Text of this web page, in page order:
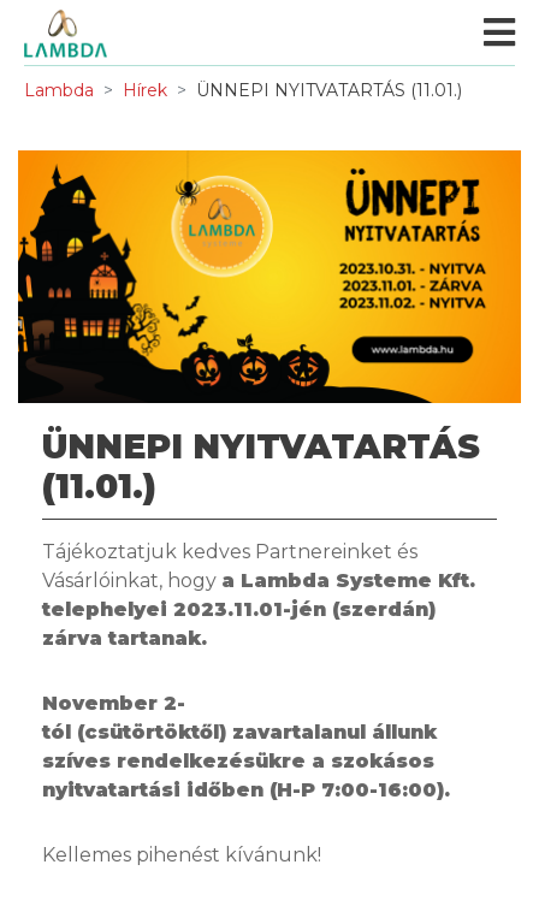
Lambda Hírek ÜNNEPI NYITVATARTÁS (11.01.)
ÜNNEPI NYITVATARTÁS
(11.01.)
Tájékoztatjuk kedves Partnereinket és
Vásárlóinkat, hogy a Lambda Systeme Kft.
telephelyei 2023.11.01-jén (szerdán)
zárva tartanak.
November 2-
tól (csütörtöktől) zavartalanul állunk
szíves rendelkezésükre a szokásos
nyitvatartási időben (H-P 7:00-16:00).
Kellemes pihenést kívánunk!